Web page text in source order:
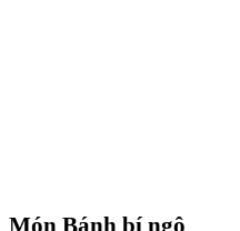
Món Bánh bí ngô